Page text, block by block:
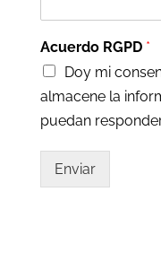
Acuerdo RGPD *
Doy mi
almacene la
puedan
Enviar